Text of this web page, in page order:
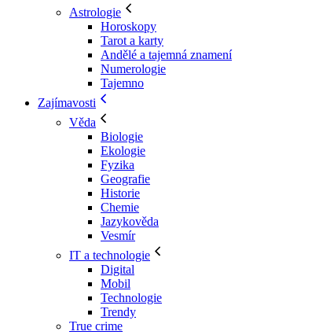
Astrologie
Horoskopy
Tarot a karty
Andělé a tajemná znamení
Numerologie
Tajemno
Zajímavosti
Věda
Biologie
Ekologie
Fyzika
Geografie
Historie
Chemie
Jazykověda
Vesmír
IT a technologie
Digital
Mobil
Technologie
Trendy
True crime